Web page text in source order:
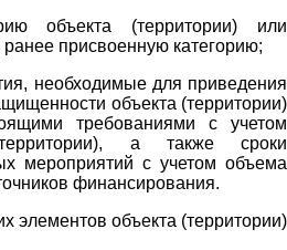
объекта (территории) или
присвоенную категорию;
необходимые для приведения
объекта (территории)
требованиями с учетом
а также сроки
мероприятий с учетом объема
финансирования.
элементов объекта (территории)